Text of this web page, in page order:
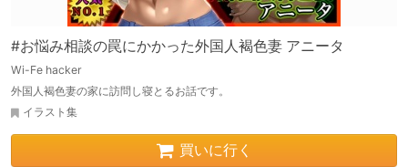
#お悩み相談の罠にかかった外国人褐色妻 アニータ
Wi-Fe hacker
外国人褐色妻の家に訪問し寝とるお話です。
イラスト集
買いに行く